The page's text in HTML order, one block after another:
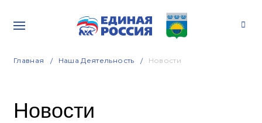
Главная Наша Деятельность Новости
Новости